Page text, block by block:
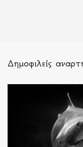
Δημοφιλείς